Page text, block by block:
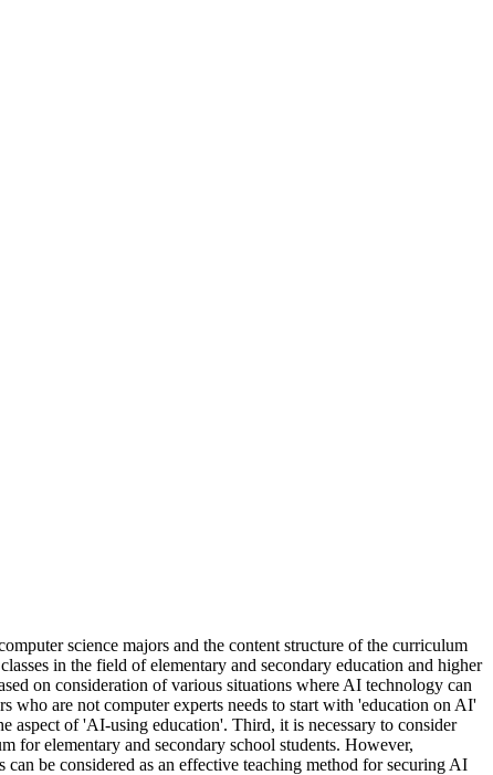
science majors and the content structure of the curriculum
in the field of elementary and secondary education and higher
on consideration of various situations where AI technology can
who are not computer experts needs to start with 'education on AI'
aspect of 'AI-using education'. Third, it is necessary to consider
for elementary and secondary school students. However,
be considered as an effective teaching method for securing AI